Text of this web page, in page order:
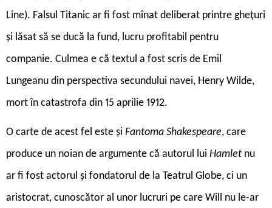
Line). Falsul Titanic ar fi fost mînat deliberat printre ghețuri
și lăsat să se ducă la fund, lucru profitabil pentru
companie. Culmea e că textul a fost scris de Emil
Lungeanu din perspectiva secundului navei, Henry Wilde,
mort în catastrofa din 15 aprilie 1912.
O carte de acest fel este și Fantoma Shakespeare, care
produce un noian de argumente că autorul lui Hamlet nu
ar fi fost actorul și fondatorul de la Teatrul Globe, ci un
aristocrat, cunoscător al unor lucruri pe care Will nu le-ar